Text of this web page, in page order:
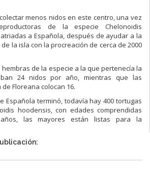
menos nidos en este centro, una vez
de la especie Chelonoidis
a Española, después de ayudar a la
la isla con la procreación de cerca de 2000
de la especie a la que pertenecía la
24 nidos por año, mientras que las
Floreana colocan 16.
Española terminó, todavía hay 400 tortugas
hoodensis, con edades comprendidas
las mayores están listas para la